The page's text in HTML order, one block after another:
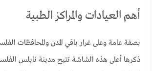
أهم العيادات والمراكز الطبية
بصفة عامة وعلى غرار باقي المدن والمحافظات
ذكرها أعلى هذه الشاشة تتيح مدينة نابلس